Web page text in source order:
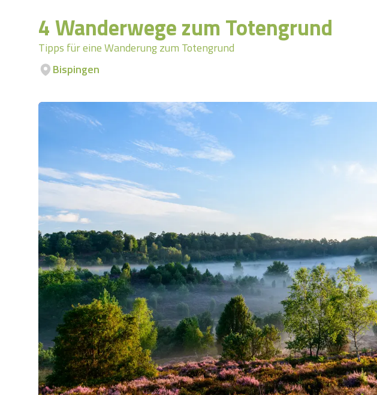
4 Wanderwege zum Totengrund
Tipps für eine Wanderung zum Totengrund
Bispingen